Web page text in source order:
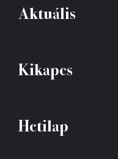
Aktuális
Kikapcs
Hetilap